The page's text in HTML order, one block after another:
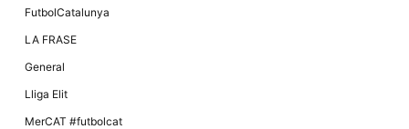
FutbolCatalunya
LA FRASE
General
Lliga Elit
MerCAT #futbolcat